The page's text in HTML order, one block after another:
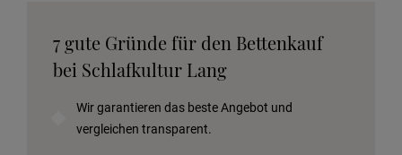
7 gute Gründe für den Bettenkauf
bei Schlafkultur Lang
Wir garantieren das beste Angebot und
vergleichen transparent.